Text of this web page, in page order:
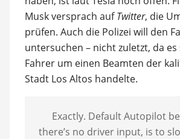
Musk versprach aufTwitter, die
prüfen. Auch die Polizei will den
untersuchen – nicht zuletzt, da es
Fahrer um einen Beamten der
Stadt Los Altos handelte.
Exactly. Default Autopilot
there’s no driver input, is to